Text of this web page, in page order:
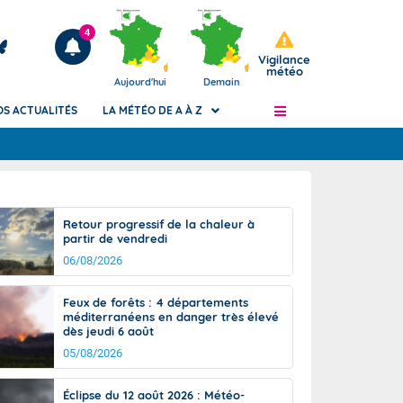
Articles
4
Aujourd'hui Demain
Vigilance
météo
de
Phénomènes dangereux de J+2 à J+7
Avertissement pluies intenses à l'échelle
des communes (Apic)
Bulletins Marine
Bulletins d'estimation du risque
d'avalanche
Météo des forêts
Vigicrues
ACTUALITÉS LA MÉTÉO DE A À Z
Retour progressif de la chaleur à
partir de vendredi
06/08/2026
Feux de forêts : 4 départements
méditerranéens en danger très élevé
dès jeudi 6 août
05/08/2026
Éclipse du 12 août 2026 : Météo-